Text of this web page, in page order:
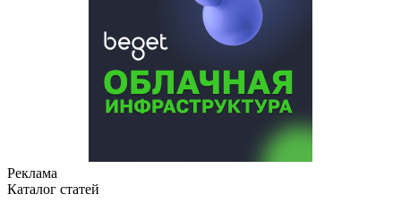
Реклама
Каталог статей